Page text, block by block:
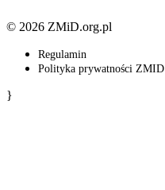
© 2026 ZMiD.org.pl
Regulamin
Polityka prywatności ZMID
}